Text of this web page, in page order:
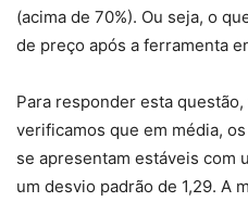
(acima de 70%). Ou seja, o
de preço após a ferramenta
Para responder esta
verificamos que em média,
se apresentam estáveis com
um desvio padrão de 1,29. A